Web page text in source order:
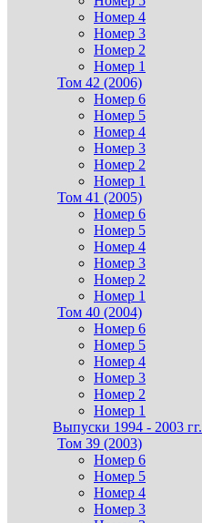
Номер 4
Номер 3
Номер 2
Номер 1
Том 42 (2006)
Номер 6
Номер 5
Номер 4
Номер 3
Номер 2
Номер 1
Том 41 (2005)
Номер 6
Номер 5
Номер 4
Номер 3
Номер 2
Номер 1
Том 40 (2004)
Номер 6
Номер 5
Номер 4
Номер 3
Номер 2
Номер 1
Выпуски 1994 - 2003 гг.
Том 39 (2003)
Номер 6
Номер 5
Номер 4
Номер 3